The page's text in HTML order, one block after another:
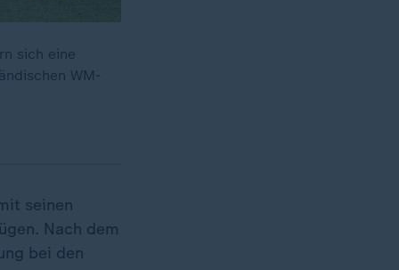
sich eine
WM-
seinen
Nach dem
bei den